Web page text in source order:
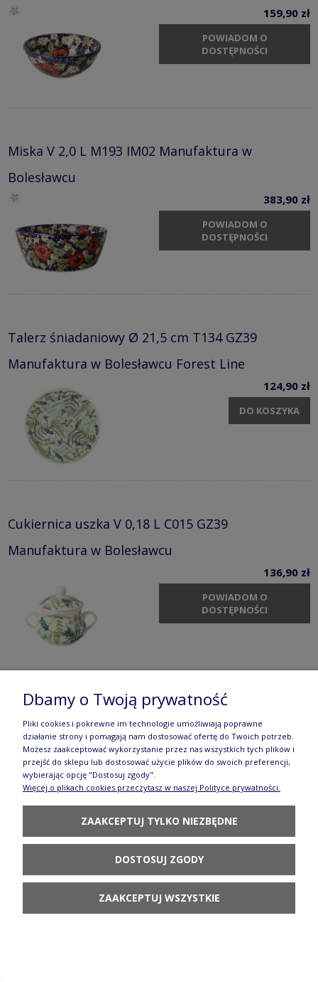
159,90 zł
POWIADOM O
DOSTĘPNOŚCI
Miska V 2,0 L M193 IM02 Manufaktura w
Bolesławcu
383,90 zł
POWIADOM O
DOSTĘPNOŚCI
Talerz śniadaniowy Ø 21,5 cm T134 GZ39
Manufaktura w Bolesławcu Forest Line
124,90 zł
DO KOSZYKA
Cukiernica uszka V 0,18 L C015 GZ39
Manufaktura w Bolesławcu
136,90 zł
POWIADOM O
DOSTĘPNOŚCI
Kubek duży John V 0,4 L K083 070S Manufaktura
w Bolesławcu
114,90 zł
POWIADOM O
DOSTĘPNOŚCI
Kubek czeski V 0,3 L K090 AS80 Manufaktura w
Dbamy o Twoją prywatność
Pliki cookies i pokrewne im technologie umożliwiają poprawne
działanie strony i pomagają nam dostosować ofertę do Twoich potrzeb.
Możesz zaakceptować wykorzystanie przez nas wszystkich tych plików i
przejść do sklepu lub dostosować użycie plików do swoich preferencji,
wybierając opcję "Dostosuj zgody".
Więcej o plikach cookies przeczytasz w naszej Polityce prywatności.
ZAAKCEPTUJ TYLKO NIEZBĘDNE
DOSTOSUJ ZGODY
ZAAKCEPTUJ WSZYSTKIE